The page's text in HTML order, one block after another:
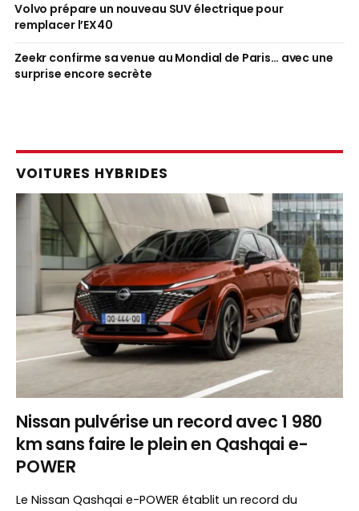
Volvo prépare un nouveau SUV électrique pour
remplacer l’EX40
Zeekr confirme sa venue au Mondial de Paris… avec une
surprise encore secrète
VOITURES HYBRIDES
Nissan pulvérise un record avec 1 980
km sans faire le plein en Qashqai e-
POWER
Le Nissan Qashqai e-POWER établit un record du